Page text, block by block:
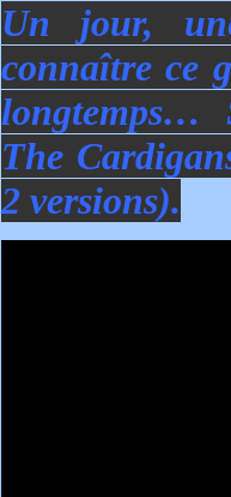
Un jour,
connaître ce
longtemps…
The
2 versions).